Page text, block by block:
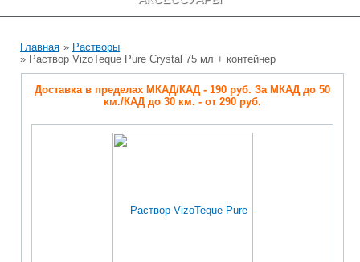
Главная » Растворы
» Раствор VizoTeque Pure Crystal 75 мл + контейнер
Доставка в пределах МКАД/КАД - 190 руб. За МКАД до 50
км./КАД до 30 км. - от 290 руб.